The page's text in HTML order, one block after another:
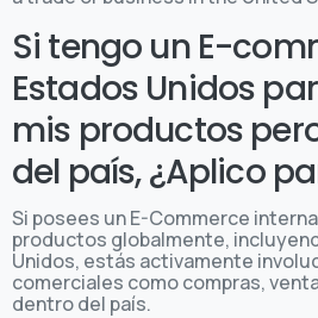
Si tengo un E-
Estados Unidos
mis productos
del país, ¿Aplico
Si posees un E-Commerce
productos globalmente,
Unidos, estás activamente
comerciales como compras,
dentro del país.